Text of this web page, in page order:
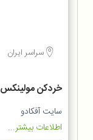
سراسر ایران
خردکن مولینکس AT711
سایت آفکادو
اطلاعات بیشتر...